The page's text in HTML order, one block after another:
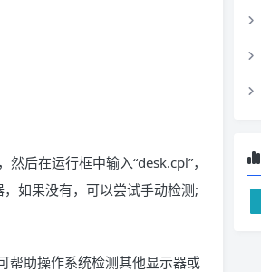
后在运行框中输入“desk.cpl”，
如果没有，可以尝试手动检测;
帮助操作系统检测其他显示器或